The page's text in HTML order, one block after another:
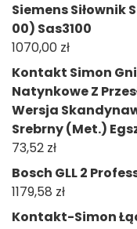
Siemens Siłownik
00) Sas3100
1070,00 zł
Kontakt Simon
Natynkowe Z
Wersja
Srebrny (Met.)
73,52 zł
Bosch GLL 2
1179,58 zł
Kontakt-Simon